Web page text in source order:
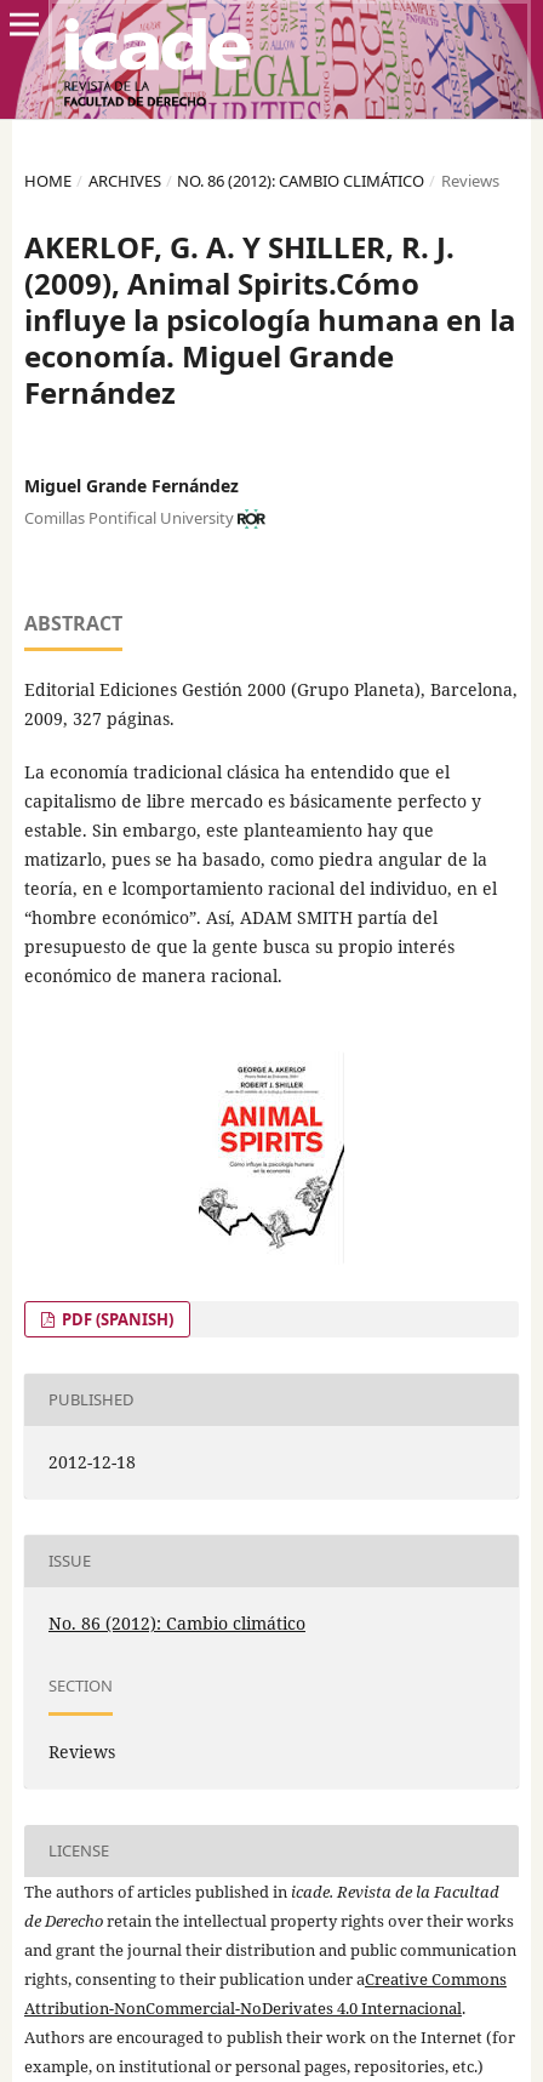
HOME / ARCHIVES / NO. 86 (2012): CAMBIO CLIMÁTICO / Reviews
AKERLOF, G. A. Y SHILLER, R. J.
(2009), Animal Spirits.Cómo
influye la psicología humana en la
economía. Miguel Grande
Fernández
Miguel Grande Fernández
Comillas Pontifical University
ABSTRACT
Editorial Ediciones Gestión 2000 (Grupo Planeta), Barcelona,
2009, 327 páginas.
La economía tradicional clásica ha entendido que el
capitalismo de libre mercado es básicamente perfecto y
estable. Sin embargo, este planteamiento hay que
matizarlo, pues se ha basado, como piedra angular de la
teoría, en e lcomportamiento racional del individuo, en el
“hombre económico”. Así, ADAM SMITH partía del
presupuesto de que la gente busca su propio interés
económico de manera racional.
PDF (SPANISH)
PUBLISHED
2012-12-18
ISSUE
No. 86 (2012): Cambio climático
SECTION
Reviews
LICENSE
The authors of articles published in icade. Revista de la Facultad
de Derechoretain the intellectual property rights over their works
and grant the journal their distribution and public communication
rights, consenting to their publication under aCreative Commons
Attribution-NonCommercial-NoDerivates 4.0 Internacional.
Authors are encouraged to publish their work on the Internet (for
example, on institutional or personal pages, repositories, etc.)